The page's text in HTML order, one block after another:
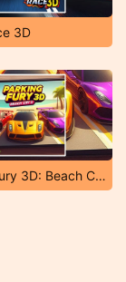
3D
Parking Fury 3D: Beach City 2